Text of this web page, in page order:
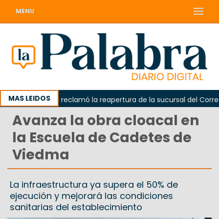
MENU
MAS LEIDOS
Odarda reclamó la reapertura de la sucursal del Correo
Avanza la obra cloacal en
la Escuela de Cadetes de
Viedma
La infraestructura ya supera el 50% de
ejecución y mejorará las condiciones
sanitarias del establecimiento